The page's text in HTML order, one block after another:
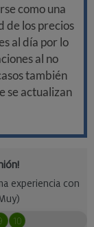
como una
de los precios
al día por lo
al no
también
se actualizan